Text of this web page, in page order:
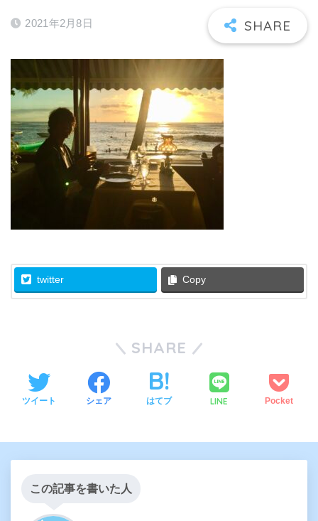
2021年2月8日
twitter Copy
SHARE
ツイート シェア はてブ LINE Pocket
この記事を書いた人